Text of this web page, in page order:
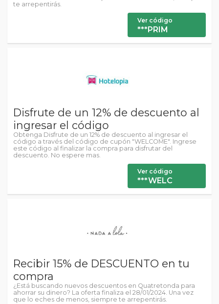
te arrepentirás.
Ver código
***PRIM
Disfrute de un 12% de descuento al
ingresar el código
Obtenga Disfrute de un 12% de descuento al ingresar el
código a través del código de cupón "WELCOME". Ingrese
este código al finalizar la compra para disfrutar del
descuento. No espere mas.
Ver código
***WELC
Recibir 15% de DESCUENTO en tu
compra
¿Está buscando nuevos descuentos en Quatretonda para
ahorrar su dinero? La oferta finaliza el 28/01/2024. Una vez
que lo eches de menos, siempre te arrepentirás.